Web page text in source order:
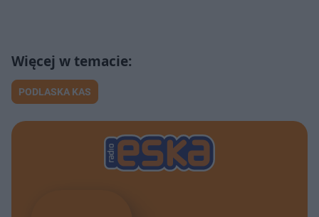
PODLASKA KAS